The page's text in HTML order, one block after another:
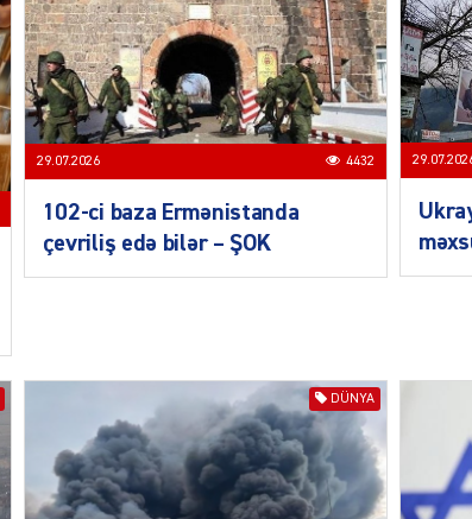
29.07.2026 4432
102-ci baza Ermənistanda
çevriliş edə bilər – ŞOK
DÜNYA